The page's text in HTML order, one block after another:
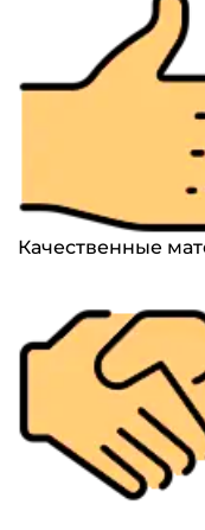
Качественные